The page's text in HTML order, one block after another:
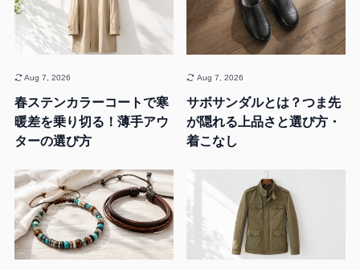
春ステンカラーコートで寒
暖差を乗り切る！薄手アウ
ターの選び方
Aug 7, 2026
サボサンダルとは？つま先
が隠れる上品さと選び方・
着こなし
Aug 7, 2026